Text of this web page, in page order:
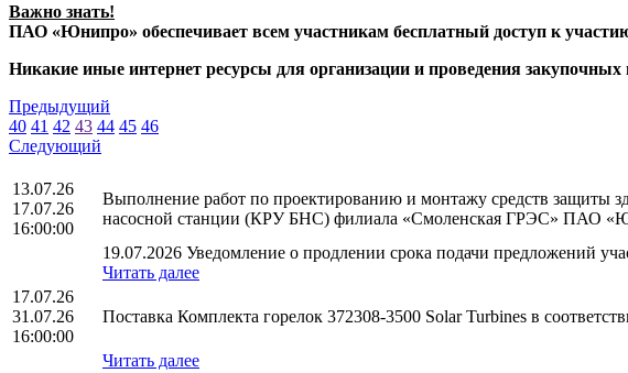
Важно знать!
ПАО «Юнипро» обеспечивает всем участникам бесплатный доступ к
Никакие иные интернет ресурсы для организации и проведения
Предыдущий
40 41 42 43 44 45 46
Следующий
13.07.26
17.07.26
16:00:00
Выполнение работ по проектированию и монтажу средств защиты
насосной станции (КРУ БНС) филиала «Смоленская ГРЭС» ПАО
19.07.2026 Уведомление о продлении срока подачи предложений
Читать далее
17.07.26
31.07.26
16:00:00
Поставка Комплекта горелок 372308-3500 Solar Turbines в
Читать далее